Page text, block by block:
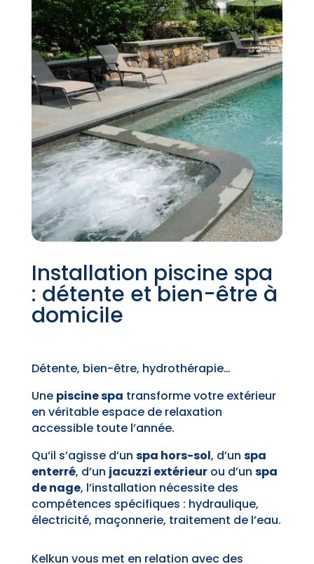
Installation piscine spa
: détente et bien-être à
domicile
Détente, bien-être, hydrothérapie…
Une piscine spa transforme votre extérieur
en véritable espace de relaxation
accessible toute l’année.
Qu’il s’agisse d’un spa hors-sol, d’un spa
enterré, d’un jacuzzi extérieurou d’un spa
de nage, l’installation nécessite des
compétences spécifiques : hydraulique,
électricité, maçonnerie, traitement de l’eau.
Kelkun vous met en relation avec des